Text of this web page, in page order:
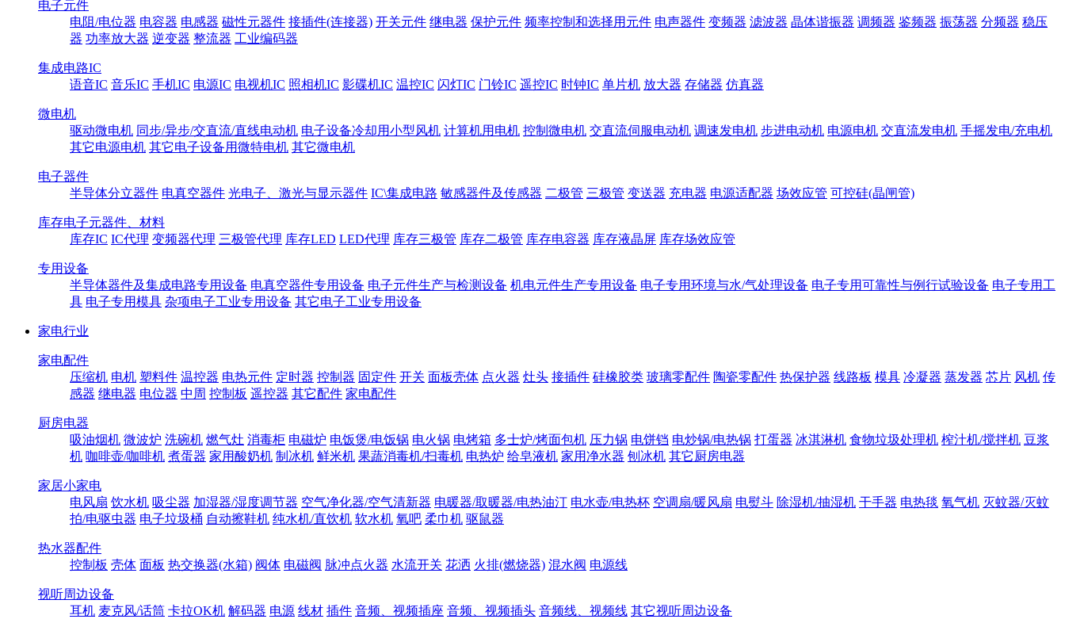
电子元件
电阻/电位器 电容器 电感器 磁性元器件 接插件(连接器) 开关元件 继电器 保护元件 频率控制和选择用元件 电声器件 变频器 滤波器 晶体谐振器 调频器 鉴频器 振荡器 分频器 稳压
器 功率放大器 逆变器 整流器 工业编码器
集成电路IC
语音IC 音乐IC 手机IC 电源IC 电视机IC 照相机IC 影碟机IC 温控IC 闪灯IC 门铃IC 遥控IC 时钟IC 单片机 放大器 存储器 仿真器
微电机
驱动微电机 同步/异步/交直流/直线电动机 电子设备冷却用小型风机 计算机用电机 控制微电机 交直流伺服电动机 调速发电机 步进电动机 电源电机 交直流发电机 手摇发电/充电机
其它电源电机 其它电子设备用微特电机 其它微电机
电子器件
半导体分立器件 电真空器件 光电子、激光与显示器件 IC\集成电路 敏感器件及传感器 二极管 三极管 变送器 充电器 电源适配器 场效应管 可控硅(晶闸管)
库存电子元器件、材料
库存IC IC代理 变频器代理 三极管代理 库存LED LED代理 库存三极管 库存二极管 库存电容器 库存液晶屏 库存场效应管
专用设备
半导体器件及集成电路专用设备 电真空器件专用设备 电子元件生产与检测设备 机电元件生产专用设备 电子专用环境与水/气处理设备 电子专用可靠性与例行试验设备 电子专用工
具 电子专用模具 杂项电子工业专用设备 其它电子工业专用设备
家电行业
家电配件
压缩机 电机 塑料件 温控器 电热元件 定时器 控制器 固定件 开关 面板壳体 点火器 灶头 接插件 硅橡胶类 玻璃零配件 陶瓷零配件 热保护器 线路板 模具 冷凝器 蒸发器 芯片 风机 传
感器 继电器 电位器 中周 控制板 遥控器 其它配件 家电配件
厨房电器
吸油烟机 微波炉 洗碗机 燃气灶 消毒柜 电磁炉 电饭煲/电饭锅 电火锅 电烤箱 多士炉/烤面包机 压力锅 电饼铛 电炒锅/电热锅 打蛋器 冰淇淋机 食物垃圾处理机 榨汁机/搅拌机 豆浆
机 咖啡壶/咖啡机 煮蛋器 家用酸奶机 制冰机 鲜米机 果蔬消毒机/扫毒机 电热炉 给皂液机 家用净水器 刨冰机 其它厨房电器
家居小家电
电风扇 饮水机 吸尘器 加湿器/湿度调节器 空气净化器/空气清新器 电暖器/取暖器/电热油汀 电水壶/电热杯 空调扇/暖风扇 电熨斗 除湿机/抽湿机 干手器 电热毯 氧气机 灭蚊器/灭蚊
拍/电驱虫器 电子垃圾桶 自动擦鞋机 纯水机/直饮机 软水机 氧吧 柔巾机 驱鼠器
热水器配件
控制板 壳体 面板 热交换器(水箱) 阀体 电磁阀 脉冲点火器 水流开关 花洒 火排(燃烧器) 混水阀 电源线
视听周边设备
耳机 麦克风/话筒 卡拉OK机 解码器 电源 线材 插件 音频、视频插座 音频、视频插头 音频线、视频线 其它视听周边设备